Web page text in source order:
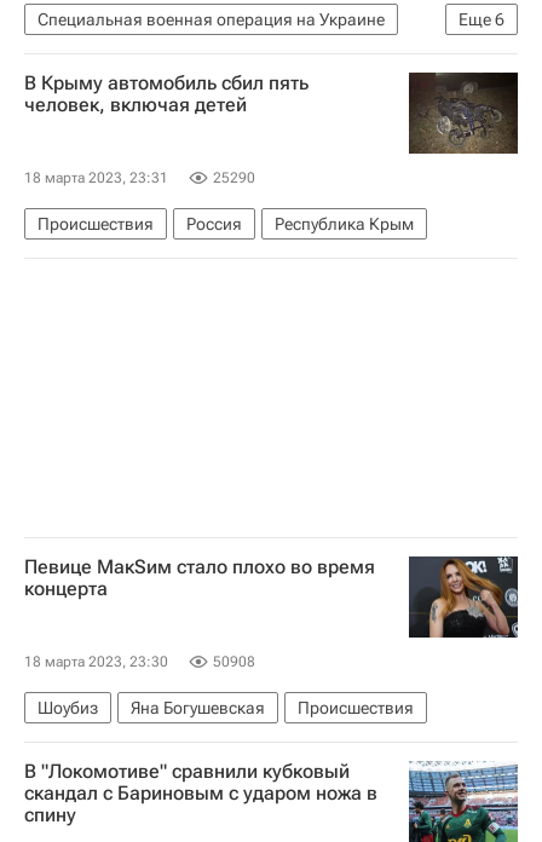
Еще6
Специальная военная операция на Украине
В мире
Украина Россия
Донбасс
Мария Захарова
Владимир Путин
В Крыму автомобиль сбил пять
человек, включая детей
18 марта 2023, 23:31 25290
Происшествия Россия Республика Крым
Певице МакSим стало плохо во время
концерта
18 марта 2023, 23:30 50908
Шоубиз Яна Богушевская Происшествия
В "Локомотиве" сравнили кубковый
скандал с Бариновым с ударом ножа в
спину